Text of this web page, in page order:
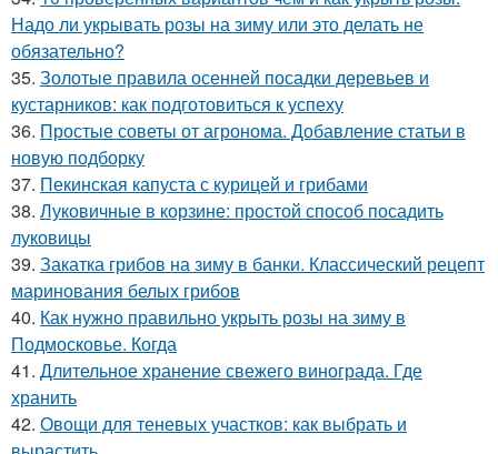
Надо ли укрывать розы на зиму или это делать не
обязательно?
35. Золотые правила осенней посадки деревьев и
кустарников: как подготовиться к успеху
36. Простые советы от агронома. Добавление статьи в
новую подборку
37. Пекинская капуста с курицей и грибами
38. Луковичные в корзине: простой способ посадить
луковицы
39. Закатка грибов на зиму в банки. Классический рецепт
маринования белых грибов
40. Как нужно правильно укрыть розы на зиму в
Подмосковье. Когда
41. Длительное хранение свежего винограда. Где
хранить
42. Овощи для теневых участков: как выбрать и